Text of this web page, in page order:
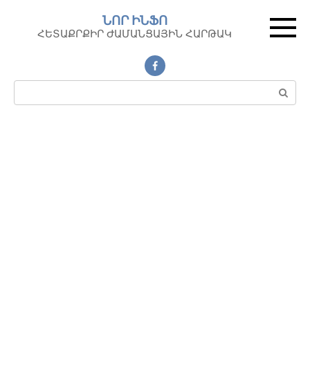
контенту
ՆՈՐ ԻՆՖՈ
ՀԵՏԱՔՐՔԻՐ ԺԱՄԱՆՑԱՅԻՆ ՀԱՐԹԱԿ
Поиск: